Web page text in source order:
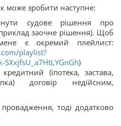
може зробити наступне:
судове рішення про
заочне рішення). Щоб
є окремий плейлист:
playlist?
SXxjfsU_a7HtLYGnGh)
(іпотека, застава,
договір недійсним,
тоді додатково